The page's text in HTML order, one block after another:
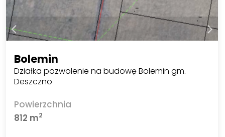
Bolemin
Działka pozwolenie na budowę Bolemin gm.
Deszczno
Powierzchnia
812 m2